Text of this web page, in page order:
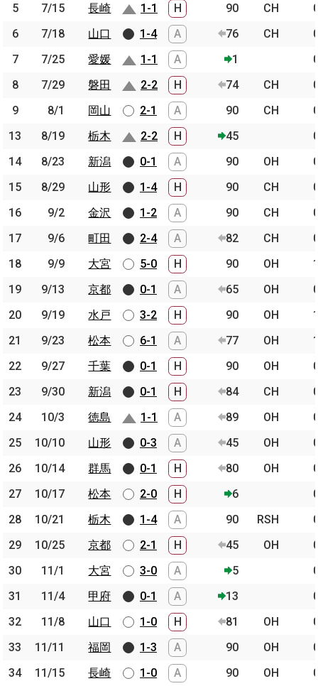
5
7/15 長崎 1-1 H 90 CH
6
7/18 山口 1-4 A 76 CH
7
7/25 愛媛 1-1 A 1
8
7/29 磐田 2-2 H 74 CH
9
8/1 岡山 2-1 A 90 CH
13
8/19 栃木 2-2 H 45
14
8/23 新潟 0-1 A 90 OH
15
8/29 山形 1-4 H 90 CH
16
9/2 金沢 1-2 A 90 CH
17
9/6 町田 2-4 A 82 CH
18
9/9 大宮 5-0 H 90 OH
19
9/13 京都 0-1 A 65 OH
20
9/19 水戸 3-2 H 90 OH
21
9/23 松本 6-1 A 77 OH
22
9/27 千葉 0-1 H 90 OH
23
9/30 新潟 0-1 H 84 CH
24
10/3 徳島 1-1 A 89 OH
25
10/10 山形 0-3 A 45 OH
26
10/14 群馬 0-1 H 80 OH
27
10/17 松本 2-0 H 6
28
10/21 栃木 1-4 A 90 RSH
29
10/25 京都 2-1 H 45 OH
30
11/1 大宮 3-0 A 5
31
11/4 甲府 0-1 A 13
32
11/8 山口 1-0 H 81 OH
33
11/11 福岡 1-3 A 90 OH
34
11/15 長崎 1-0 A 90 OH
5
7/15
長崎
6
7/18
山口
7
7/25
愛媛
8
7/29
磐田
9
8/1
岡山
13
8/19
栃木
14
8/23
新潟
15
8/29
山形
16
9/2
金沢
17
9/6
町田
18
9/9
大宮
19
9/13
京都
20
9/19
水戸
21
9/23
松本
22
9/27
千葉
23
9/30
新潟
24
10/3
徳島
25
10/10
山形
26
10/14
群馬
27
10/17
松本
28
10/21
栃木
29
10/25
京都
30
11/1
大宮
31
11/4
甲府
32
11/8
山口
33
11/11
福岡
34
11/15 長崎